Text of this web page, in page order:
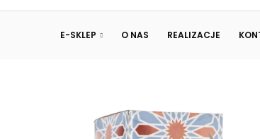
E-SKLEP O NAS REALIZACJE